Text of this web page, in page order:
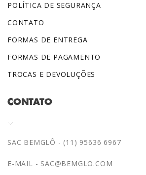
POLÍTICA DE SEGURANÇA
CONTATO
FORMAS DE ENTREGA
FORMAS DE PAGAMENTO
TROCAS E DEVOLUÇÕES
CONTATO
SAC BEMGLÔ - (11) 95636 6967
E-MAIL - SAC@BEMGLO.COM